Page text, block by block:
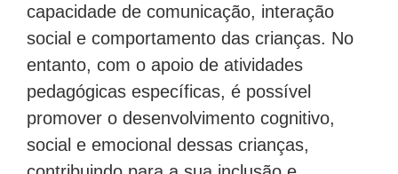
capacidade de comunicação, interação
social e comportamento das crianças. No
entanto, com o apoio de atividades
pedagógicas específicas, é possível
promover o desenvolvimento cognitivo,
social e emocional dessas crianças,